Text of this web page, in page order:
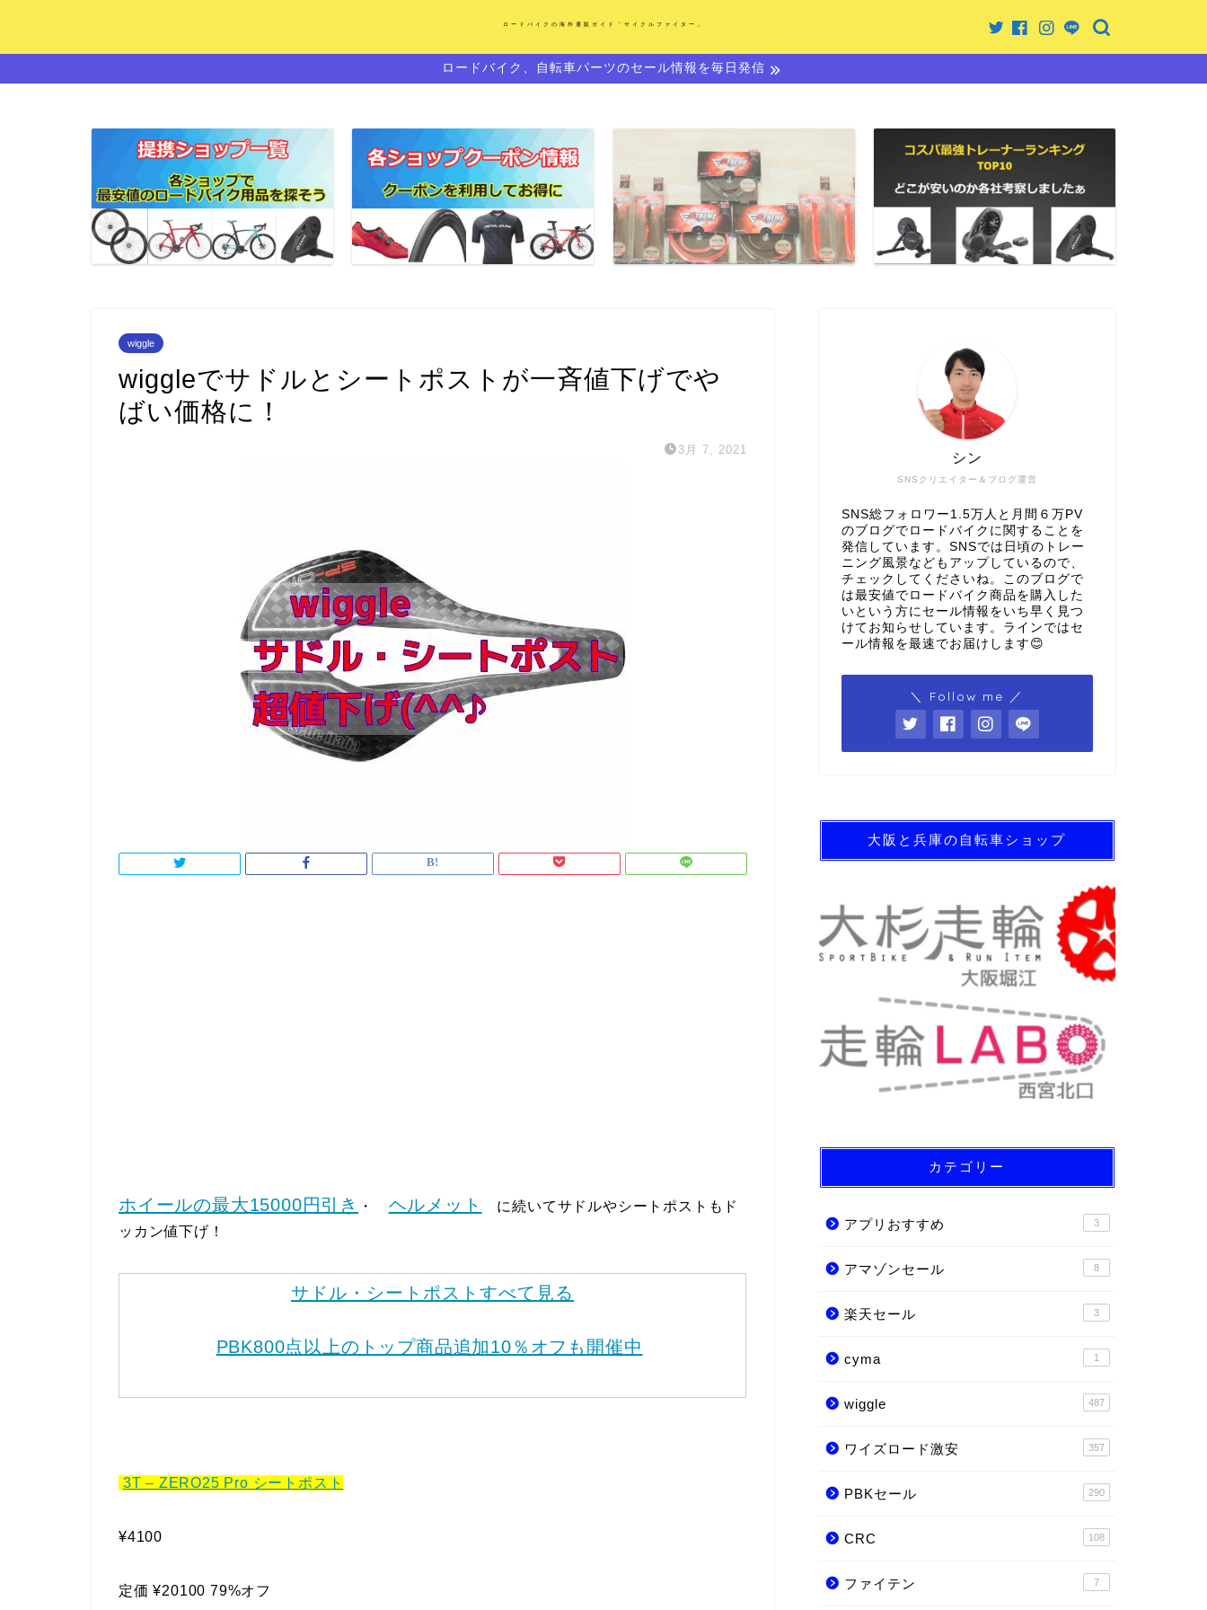
ロードバイクの海外通販ガイド「サイクルファイター」
ロードバイク、自転車パーツのセール情報を毎日発信
wiggle
wiggleでサドルとシートポストが一斉値下げでや
ばい価格に！
3月 7, 2021
ホイールの最大15000円引き ・ ヘルメット
に続いてサドルやシートポストもド
ッカン値下げ！
サドル・シートポストすべて見る
PBK800点以上のトップ商品追加10％オフも開催中
3T – ZERO25 Pro シートポスト
¥4100
定価 ¥20100 79%オフ
SNSクリエイター＆ブログ運営
シン
SNS総フォロワー1.5万人と月間６万PV
のブログでロードバイクに関することを
発信しています。SNSでは日頃のトレー
ニング風景などもアップしているので、
チェックしてくださいね。このブログで
は最安値でロードバイク商品を購入した
いという方にセール情報をいち早く見つ
けてお知らせしています。ラインではセ
ール情報を最速でお届けします😊
＼ Follow me ／
大阪と兵庫の自転車ショップ
カテゴリー
アプリおすすめ 3
アマゾンセール 8
楽天セール 3
cyma 1
wiggle 487
ワイズロード激安 357
PBKセール 290
CRC 108
ファイテン 7